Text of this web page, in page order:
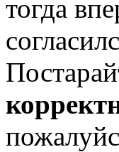
тогда